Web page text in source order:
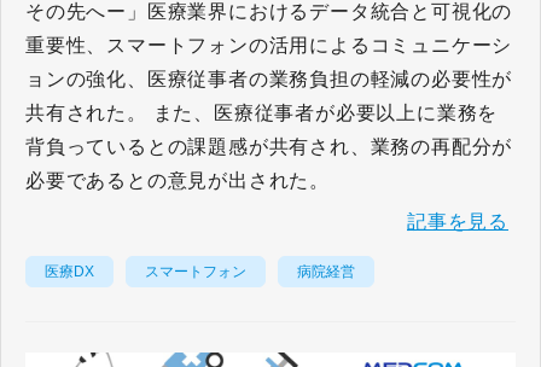
その先へー」医療業界におけるデータ統合と可視化の
重要性、スマートフォンの活用によるコミュニケーシ
ョンの強化、医療従事者の業務負担の軽減の必要性が
共有された。 また、医療従事者が必要以上に業務を
背負っているとの課題感が共有され、業務の再配分が
必要であるとの意見が出された。
記事を見る
医療DX スマートフォン 病院経営